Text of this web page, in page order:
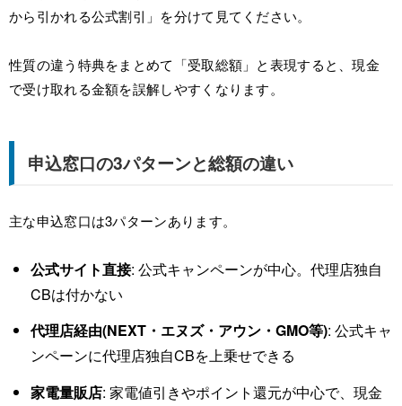
から引かれる公式割引」を分けて見てください。
性質の違う特典をまとめて「受取総額」と表現すると、現金
で受け取れる金額を誤解しやすくなります。
申込窓口の3パターンと総額の違い
主な申込窓口は3パターンあります。
公式サイト直接: 公式キャンペーンが中心。代理店独自
CBは付かない
代理店経由(NEXT・エヌズ・アウン・GMO等): 公式キャ
ンペーンに代理店独自CBを上乗せできる
家電量販店: 家電値引きやポイント還元が中心で、現金